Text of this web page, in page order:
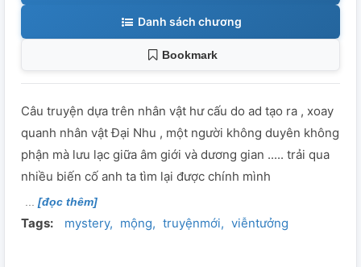
Danh sách chương
Bookmark
Câu truyện dựa trên nhân vật hư cấu do ad tạo ra , xoay
quanh nhân vật Đại Nhu , một người không duyên không
phận mà lưu lạc giữa âm giới và dương gian ..... trải qua
nhiều biến cố anh ta tìm lại được chính mình
[đọc thêm]
Tags: mystery mộng truyệnmới viễntưởng